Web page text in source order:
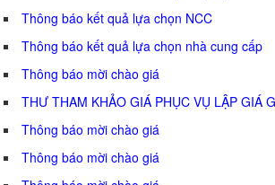
Thông báo kết quả lựa chọn NCC
Thông báo kết quả lựa chọn nhà cung cấp
Thông báo mời chào giá
THƯ THAM KHẢO GIÁ PHỤC VỤ LẬP GIÁ
Thông báo mời chào giá
Thông báo mời chào giá